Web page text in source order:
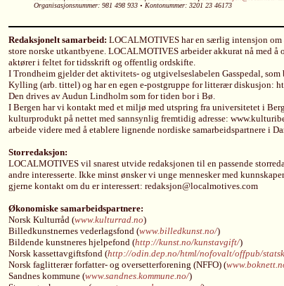
Organisasjonsnummer: 981 498 933 • Kontonummer: 3201 23 46173
Redaksjonelt samarbeid: LOCALMOTIVES har en særlig intensjon om
store norske utkantbyene. LOCALMOTIVES arbeider akkurat nå med å
aktører i feltet for tidsskrift og offentlig ordskifte.
I Trondheim gjelder det aktivitets- og utgivelseslabelen Gasspedal,
Kylling (arb. tittel) og har en egen e-postgruppe for litterær diskusjon:
Den drives av Audun Lindholm som for tiden bor i Bø.
I Bergen har vi kontakt med et miljø med utspring fra universitetet i
kulturprodukt på nettet med sannsynlig fremtidig adresse:
arbeide videre med å etablere lignende nordiske samarbeidspartnere i
Storredaksjon:
LOCALMOTIVES vil snarest utvide redaksjonen til en passende
andre interesserte. Ikke minst ønsker vi unge mennesker med
gjerne kontakt om du er interessert: redaksjon@localmotives.com
Økonomiske samarbeidspartnere:
Norsk Kulturråd (www.kulturrad.no)
Billedkunstnernes vederlagsfond (www.billedkunst.no/)
Bildende kunstneres hjelpefond (http://kunst.no/kunstavgift/)
Norsk kassettavgiftsfond (http://odin.dep.no/html/nofovalt/offpub/
Norsk faglitterær forfatter- og oversetterforening (NFFO) (
Sandnes kommune (www.sandnes.kommune.no/)